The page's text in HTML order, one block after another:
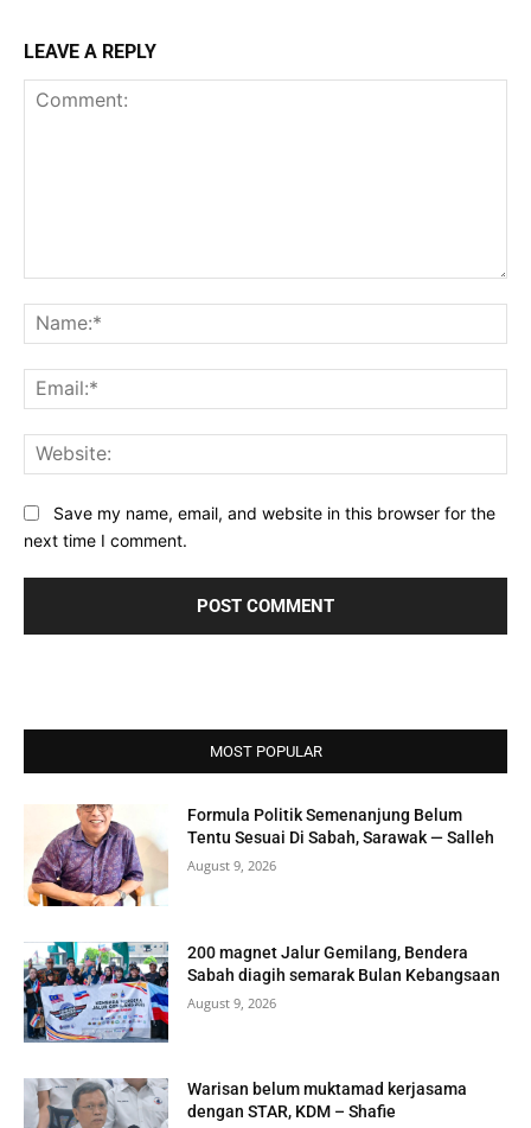
LEAVE A REPLY
Save my name, email, and website in this browser for the
next time I comment.
MOST POPULAR
Formula Politik Semenanjung Belum
Tentu Sesuai Di Sabah, Sarawak — Salleh
August 9, 2026
200 magnet Jalur Gemilang, Bendera
Sabah diagih semarak Bulan Kebangsaan
August 9, 2026
Warisan belum muktamad kerjasama
dengan STAR, KDM – Shafie